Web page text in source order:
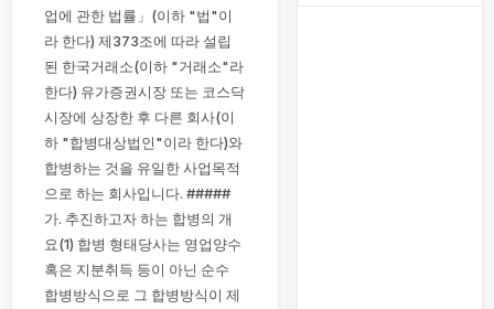
업에 관한 법률」(이하 "법"이
라 한다) 제373조에 따라 설립
된 한국거래소(이하 "거래소"라
한다) 유가증권시장 또는 코스닥
시장에 상장한 후 다른 회사(이
하 "합병대상법인"이라 한다)와
합병하는 것을 유일한 사업목적
으로 하는 회사입니다. #####
가. 추진하고자 하는 합병의 개
요(1) 합병 형태당사는 영업양수
혹은 지분취득 등이 아닌 순수
합병방식으로 그 합병방식이 제